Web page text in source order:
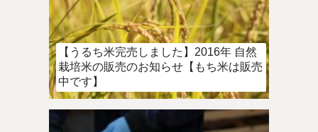
【うるち米完売しました】2016年 自然
栽培米の販売のお知らせ【もち米は販売
中です】